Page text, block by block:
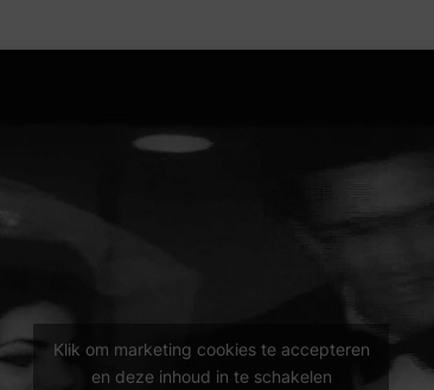
Klik om marketing cookies te accepteren
en deze inhoud in te schakelen